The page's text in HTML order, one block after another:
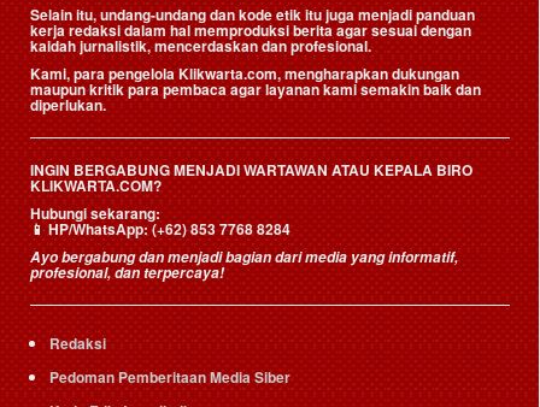
Selain itu, undang-undang dan kode etik itu juga menjadi panduan
kerja redaksi dalam hal memproduksi berita agar sesuai dengan
kaidah jurnalistik, mencerdaskan dan profesional.
Kami, para pengelola Klikwarta.com, mengharapkan dukungan
maupun kritik para pembaca agar layanan kami semakin baik dan
diperlukan.
INGIN BERGABUNG MENJADI WARTAWAN ATAU KEPALA BIRO
KLIKWARTA.COM?
Hubungi sekarang:
📱HP/WhatsApp:(+62) 853 7768 8284
Ayo bergabung dan menjadi bagian dari media yang informatif,
profesional, dan terpercaya!
Redaksi
Pedoman Pemberitaan Media Siber